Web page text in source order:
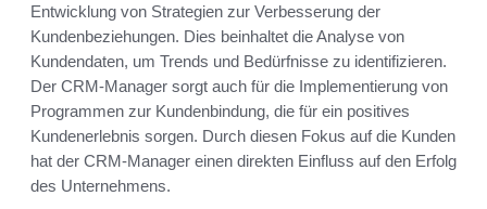
Entwicklung von Strategien zur Verbesserung der
Kundenbeziehungen. Dies beinhaltet die Analyse von
Kundendaten, um Trends und Bedürfnisse zu identifizieren.
Der CRM-Manager sorgt auch für die Implementierung von
Programmen zur Kundenbindung, die für ein positives
Kundenerlebnis sorgen. Durch diesen Fokus auf die Kunden
hat der CRM-Manager einen direkten Einfluss auf den Erfolg
des Unternehmens.